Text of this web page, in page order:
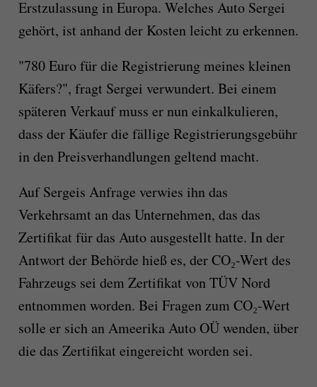
Erstzulassung in Europa. Welches Auto Sergei
gehört, ist anhand der Kosten leicht zu erkennen.
"780 Euro für die Registrierung meines kleinen
Käfers?", fragt Sergei verwundert. Bei einem
späteren Verkauf muss er nun einkalkulieren,
dass der Käufer die fällige Registrierungsgebühr
in den Preisverhandlungen geltend macht.
Auf Sergeis Anfrage verwies ihn das
Verkehrsamt an das Unternehmen, das das
Zertifikat für das Auto ausgestellt hatte. In der
Antwort der Behörde hieß es, der CO₂-Wert des
Fahrzeugs sei dem Zertifikat von TÜV Nord
entnommen worden. Bei Fragen zum CO₂-Wert
solle er sich an Ameerika Auto OÜ wenden, über
die das Zertifikat eingereicht worden sei.